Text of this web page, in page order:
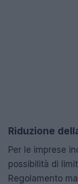
Riduzione
Per le imprese
possibilità di
Regolamento